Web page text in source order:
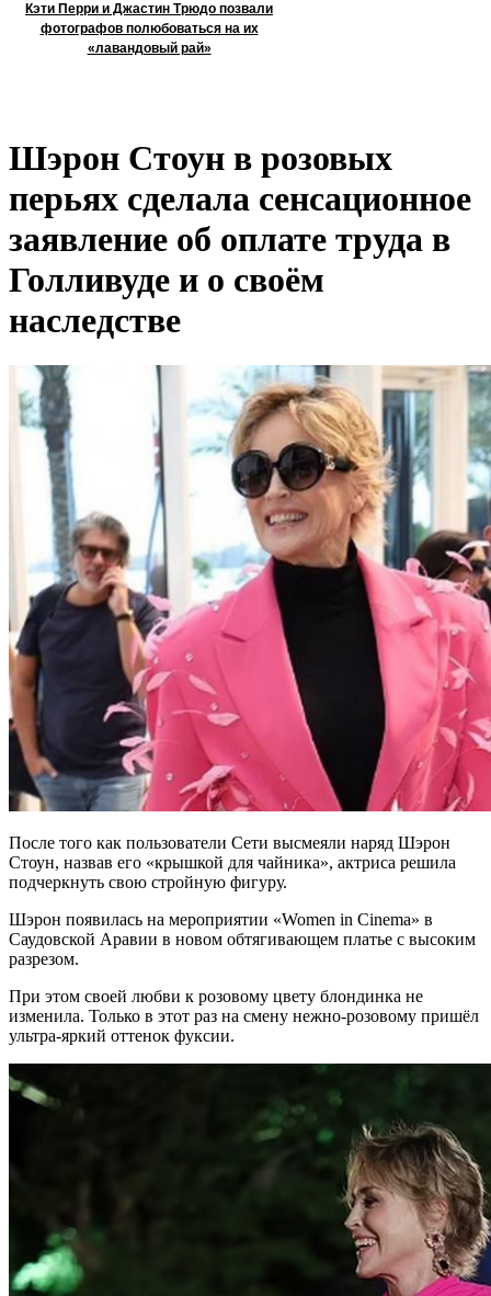
Кэти Перри и Джастин Трюдо позвали
фотографов полюбоваться на их
«лавандовый рай»
Шэрон Стоун в розовых
перьях сделала сенсационное
заявление об оплате труда в
Голливуде и о своём
наследстве
После того как пользователи Сети высмеяли наряд Шэрон
Стоун, назвав его «крышкой для чайника», актриса решила
подчеркнуть свою стройную фигуру.
Шэрон появилась на мероприятии «Women in Cinema» в
Саудовской Аравии в новом обтягивающем платье с высоким
разрезом.
При этом своей любви к розовому цвету блондинка не
изменила. Только в этот раз на смену нежно-розовому пришёл
ультра-яркий оттенок фуксии.